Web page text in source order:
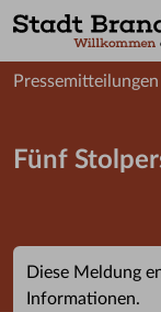
Presseservice
Pressemitteilungen
Fünf
Diese Meldung
Informationen.